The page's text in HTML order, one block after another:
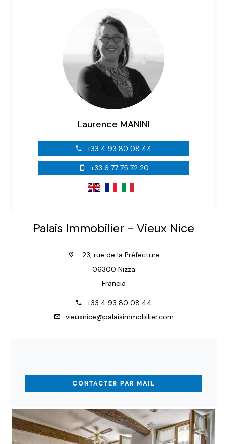
Laurence MANINI
+33 4 93 80 08 44
+33 6 77 75 72 20
Palais Immobilier - Vieux Nice
23, rue de la Préfecture
06300 Nizza
Francia
+33 4 93 80 08 44
vieuxnice@palaisimmobilier.com
CONTACTER PAR MAIL